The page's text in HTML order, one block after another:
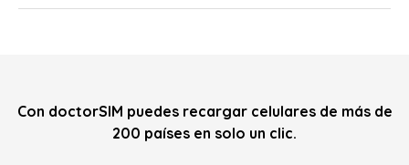
Con doctorSIM puedes recargar celulares de más de
200 países en solo un clic.